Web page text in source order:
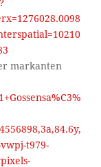
markanten
t979-